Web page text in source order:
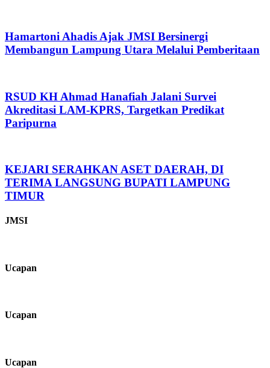
Hamartoni Ahadis Ajak JMSI Bersinergi
Membangun Lampung Utara Melalui Pemberitaan
RSUD KH Ahmad Hanafiah Jalani Survei
Akreditasi LAM-KPRS, Targetkan Predikat
Paripurna
KEJARI SERAHKAN ASET DAERAH, DI
TERIMA LANGSUNG BUPATI LAMPUNG
TIMUR
JMSI
Ucapan
Ucapan
Ucapan